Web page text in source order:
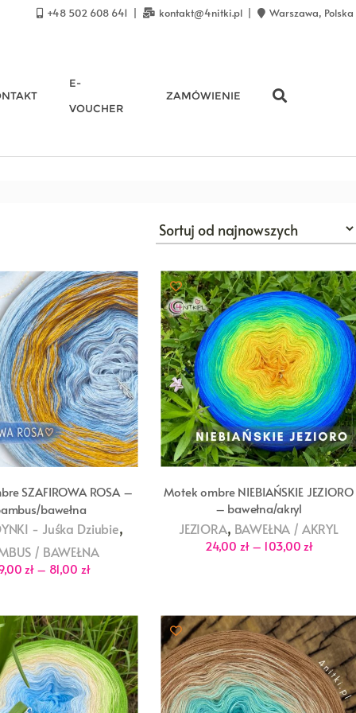
+48 502 608 641 kontakt@4nitki.pl Warszawa, Polska
E-
VOUCHER
ZAMÓWIENIE
SZAFIROWA ROSA –
bawełna
- Juśka Dziubie,
/ BAWEŁNA
zł – 81,00 złZakres
do
81,00 zł
Motek ombre NIEBIAŃSKIE JEZIORO
– bawełna/akryl
JEZIORA, BAWEŁNA / AKRYL
24,00 zł – 103,00 złZakres